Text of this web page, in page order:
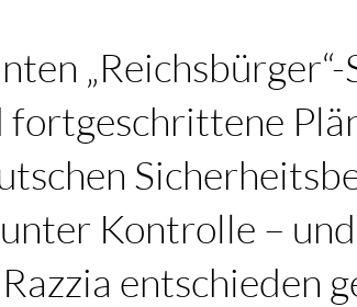
„Reichsbürger“-
Kontrolle –
entschieden